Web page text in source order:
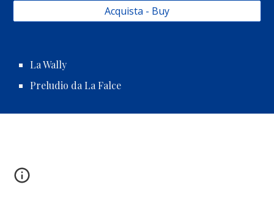
Acquista - Buy
La Wally
Preludio da La Falce